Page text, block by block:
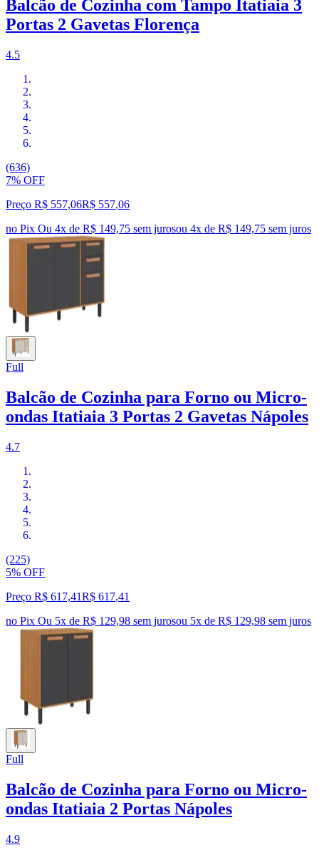
Balcão de Cozinha com Tampo Itatiaia 3
Portas 2 Gavetas Florença
4.5
(636)
7% OFF
Preço R$ 557,06R$ 557,06
no Pix Ou 4x de R$ 149,75 sem jurosou 4x de R$ 149,75 sem juros
Full
Balcão de Cozinha para Forno ou Micro-
ondas Itatiaia 3 Portas 2 Gavetas Nápoles
4.7
(225)
5% OFF
Preço R$ 617,41R$ 617,41
no Pix Ou 5x de R$ 129,98 sem jurosou 5x de R$ 129,98 sem juros
Full
Balcão de Cozinha para Forno ou Micro-
ondas Itatiaia 2 Portas Nápoles
4.9